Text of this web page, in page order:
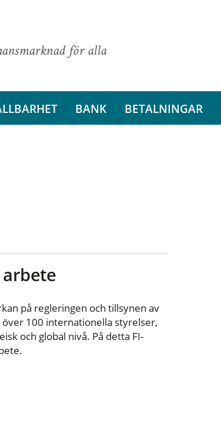
för alla
BANK BETALNINGAR
på regleringen och tillsynen av
100 internationella styrelser,
och global nivå. På detta FI-